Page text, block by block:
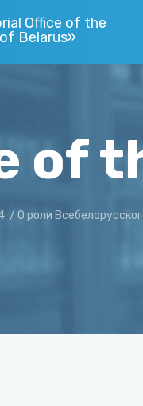
Office of the
Belarus»
of
/ О роли